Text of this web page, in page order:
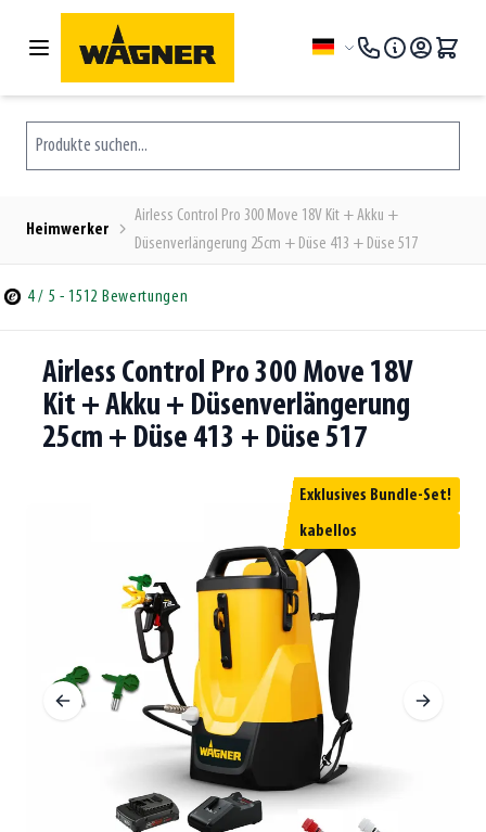
Zum Inhalt springen
Sprache
Produkte suchen...
Heimwerker
Airless Control Pro 300 Move 18V Kit + Akku +
Düsenverlängerung 25cm + Düse 413 + Düse 517
4/ 5 - 1512 Bewertungen
Airless Control Pro 300 Move 18V
Kit + Akku + Düsenverlängerung
25cm + Düse 413 + Düse 517
Exklusives Bundle-Set!
kabellos